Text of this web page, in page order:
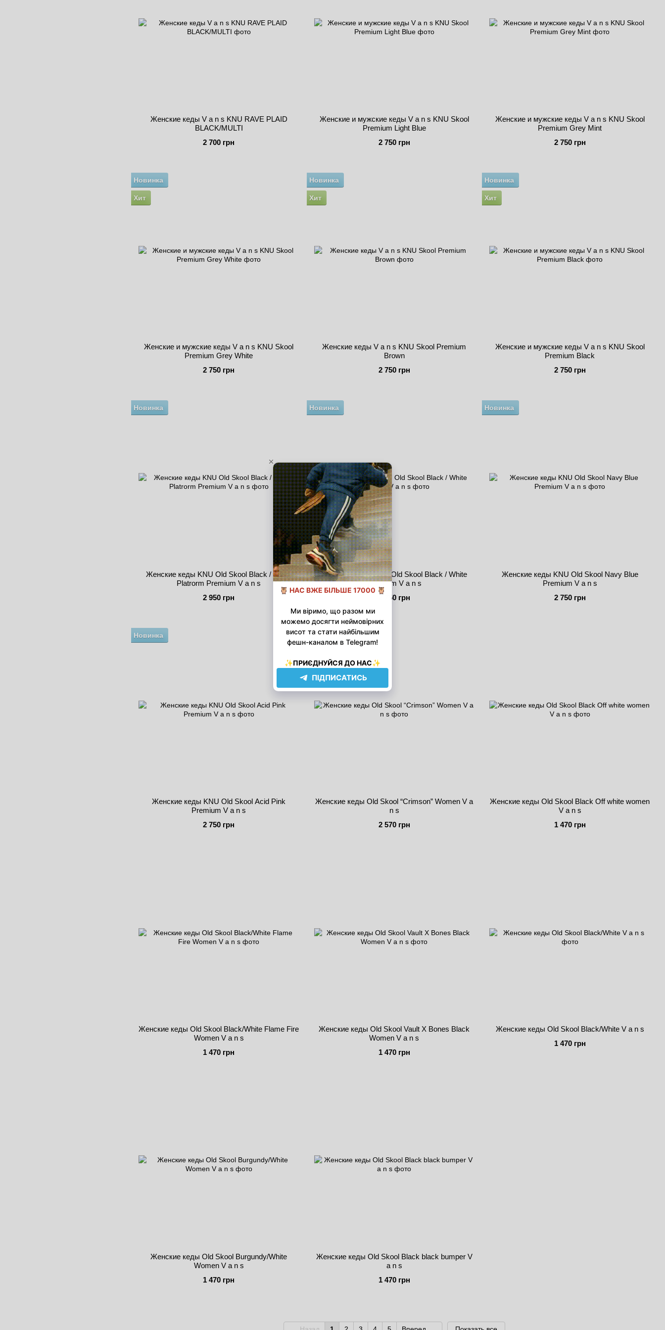
Женские кеды V a n s KNU RAVE PLAID
BLACK/MULTI
2 700 грн
Женские и мужские кеды V a n s KNU Skool
Premium Light Blue
2 750 грн
Женские и мужские кеды V a n s KNU Skool
Premium Grey Mint
2 750 грн
Новинка
Хит
Женские и мужские кеды V a n s KNU Skool
Premium Grey White
2 750 грн
Новинка
Хит
Женские кеды V a n s KNU Skool Premium
Brown
2 750 грн
Новинка
Хит
Женские и мужские кеды V a n s KNU Skool
Premium Black
2 750 грн
Новинка
Женские кеды KNU Old Skool Black / White
Platrorm Premium V a n s
2 950 грн
Новинка
Женские кеды KNU Old Skool Black / White
Premium V a n s
2 750 грн
Новинка
Женские кеды KNU Old Skool Navy Blue
Premium V a n s
2 750 грн
Новинка
Женские кеды KNU Old Skool Acid Pink
Premium V a n s
2 750 грн
Новинка
Женские кеды Old Skool “Crimson” Women V a
n s
2 570 грн
Женские кеды Old Skool Black Off white women
V a n s
1 470 грн
Женские кеды Old Skool Black/White Flame Fire
Women V a n s
1 470 грн
Женские кеды Old Skool Vault X Bones Black
Women V a n s
1 470 грн
Женские кеды Old Skool Black/White V a n s
1 470 грн
Женские кеды Old Skool Burgundy/White
Women V a n s
1 470 грн
Женские кеды Old Skool Black black bumper V
a n s
1 470 грн